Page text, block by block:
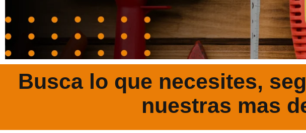
Busca lo que necesites,
nuestras mas